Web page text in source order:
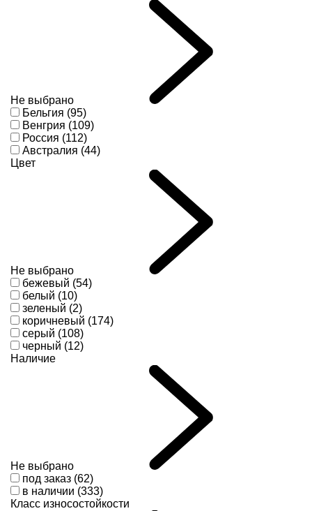
Не выбрано
Бельгия (95)
Венгрия (109)
Россия (112)
Австралия (44)
Цвет
Не выбрано
бежевый (54)
белый (10)
зеленый (2)
коричневый (174)
серый (108)
черный (12)
Наличие
Не выбрано
под заказ (62)
в наличии (333)
Класс износостойкости